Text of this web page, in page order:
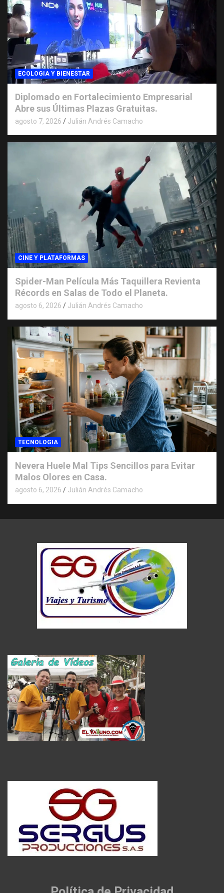
ECOLOGIA Y BIENESTAR
Diplomado en Fortalecimiento Empresarial
Abre sus Últimas Plazas Gratuitas.
agosto 7, 2026 Julián Andrés Camacho
CINE Y PLATAFORMAS
Spider-Man Película Más Taquillera Revienta
Récords en Salas de Todo el Planeta.
agosto 6, 2026 Julián Andrés Camacho
TECNOLOGIA
Nevera Huele Mal Tips Sencillos para Evitar
Malos Olores en Casa.
agosto 6, 2026 Julián Andrés Camacho